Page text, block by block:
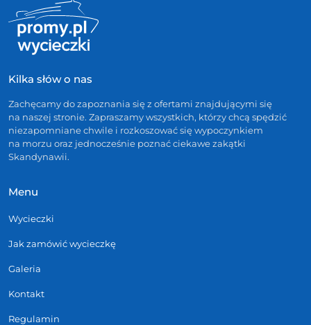
Kilka słów o nas
Zachęcamy do zapoznania się z ofertami znajdującymi się
na naszej stronie. Zapraszamy wszystkich, którzy chcą spędzić
niezapomniane chwile i rozkoszować się wypoczynkiem
na morzu oraz jednocześnie poznać ciekawe zakątki
Skandynawii.
Menu
Wycieczki
Jak zamówić wycieczkę
Galeria
Kontakt
Regulamin